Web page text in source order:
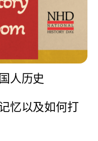
人历史
忆以及如何打